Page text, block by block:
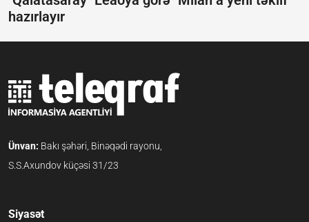
hazırlayır
Ünvan: Bakı şəhəri, Binəqədi rayonu,
S.S.Axundov küçəsi 31/23
Siyasət